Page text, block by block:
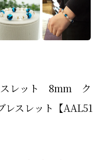
スレット 8mm ク
スレット【AAL51